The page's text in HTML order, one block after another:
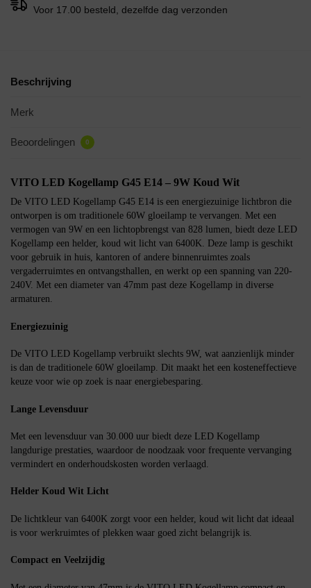
Voor 17.00 besteld, dezelfde dag verzonden
Beschrijving
Merk
Beoordelingen 0
VITO LED Kogellamp G45 E14 – 9W Koud Wit
De VITO LED Kogellamp G45 E14 is een energiezuinige lichtbron die
ontworpen is om traditionele 60W gloeilamp te vervangen. Met een
vermogen van 9W en een lichtopbrengst van 828 lumen, biedt deze LED
Kogellamp een helder, koud wit licht van 6400K. Deze lamp is geschikt
voor gebruik in huis, kantoren of andere binnenruimtes zoals
vergaderruimtes en ontvangsthallen, en werkt op een spanning van 220-
240V. Met een diameter van 47mm past deze Kogellamp in diverse
armaturen.
Energiezuinig
De VITO LED Kogellamp verbruikt slechts 9W, wat aanzienlijk minder
is dan de traditionele 60W gloeilamp. Dit maakt het een kosteneffectieve
keuze voor wie op zoek is naar energiebesparing.
Lange Levensduur
Met een levensduur van 30.000 uur biedt deze LED Kogellamp
langdurige prestaties, waardoor de noodzaak voor frequente vervanging
vermindert en onderhoudskosten worden verlaagd.
Helder Koud Wit Licht
De lichtkleur van 6400K zorgt voor een helder, koud wit licht dat ideaal
is voor werkruimtes of plekken waar goed zicht belangrijk is.
Compact en Veelzijdig